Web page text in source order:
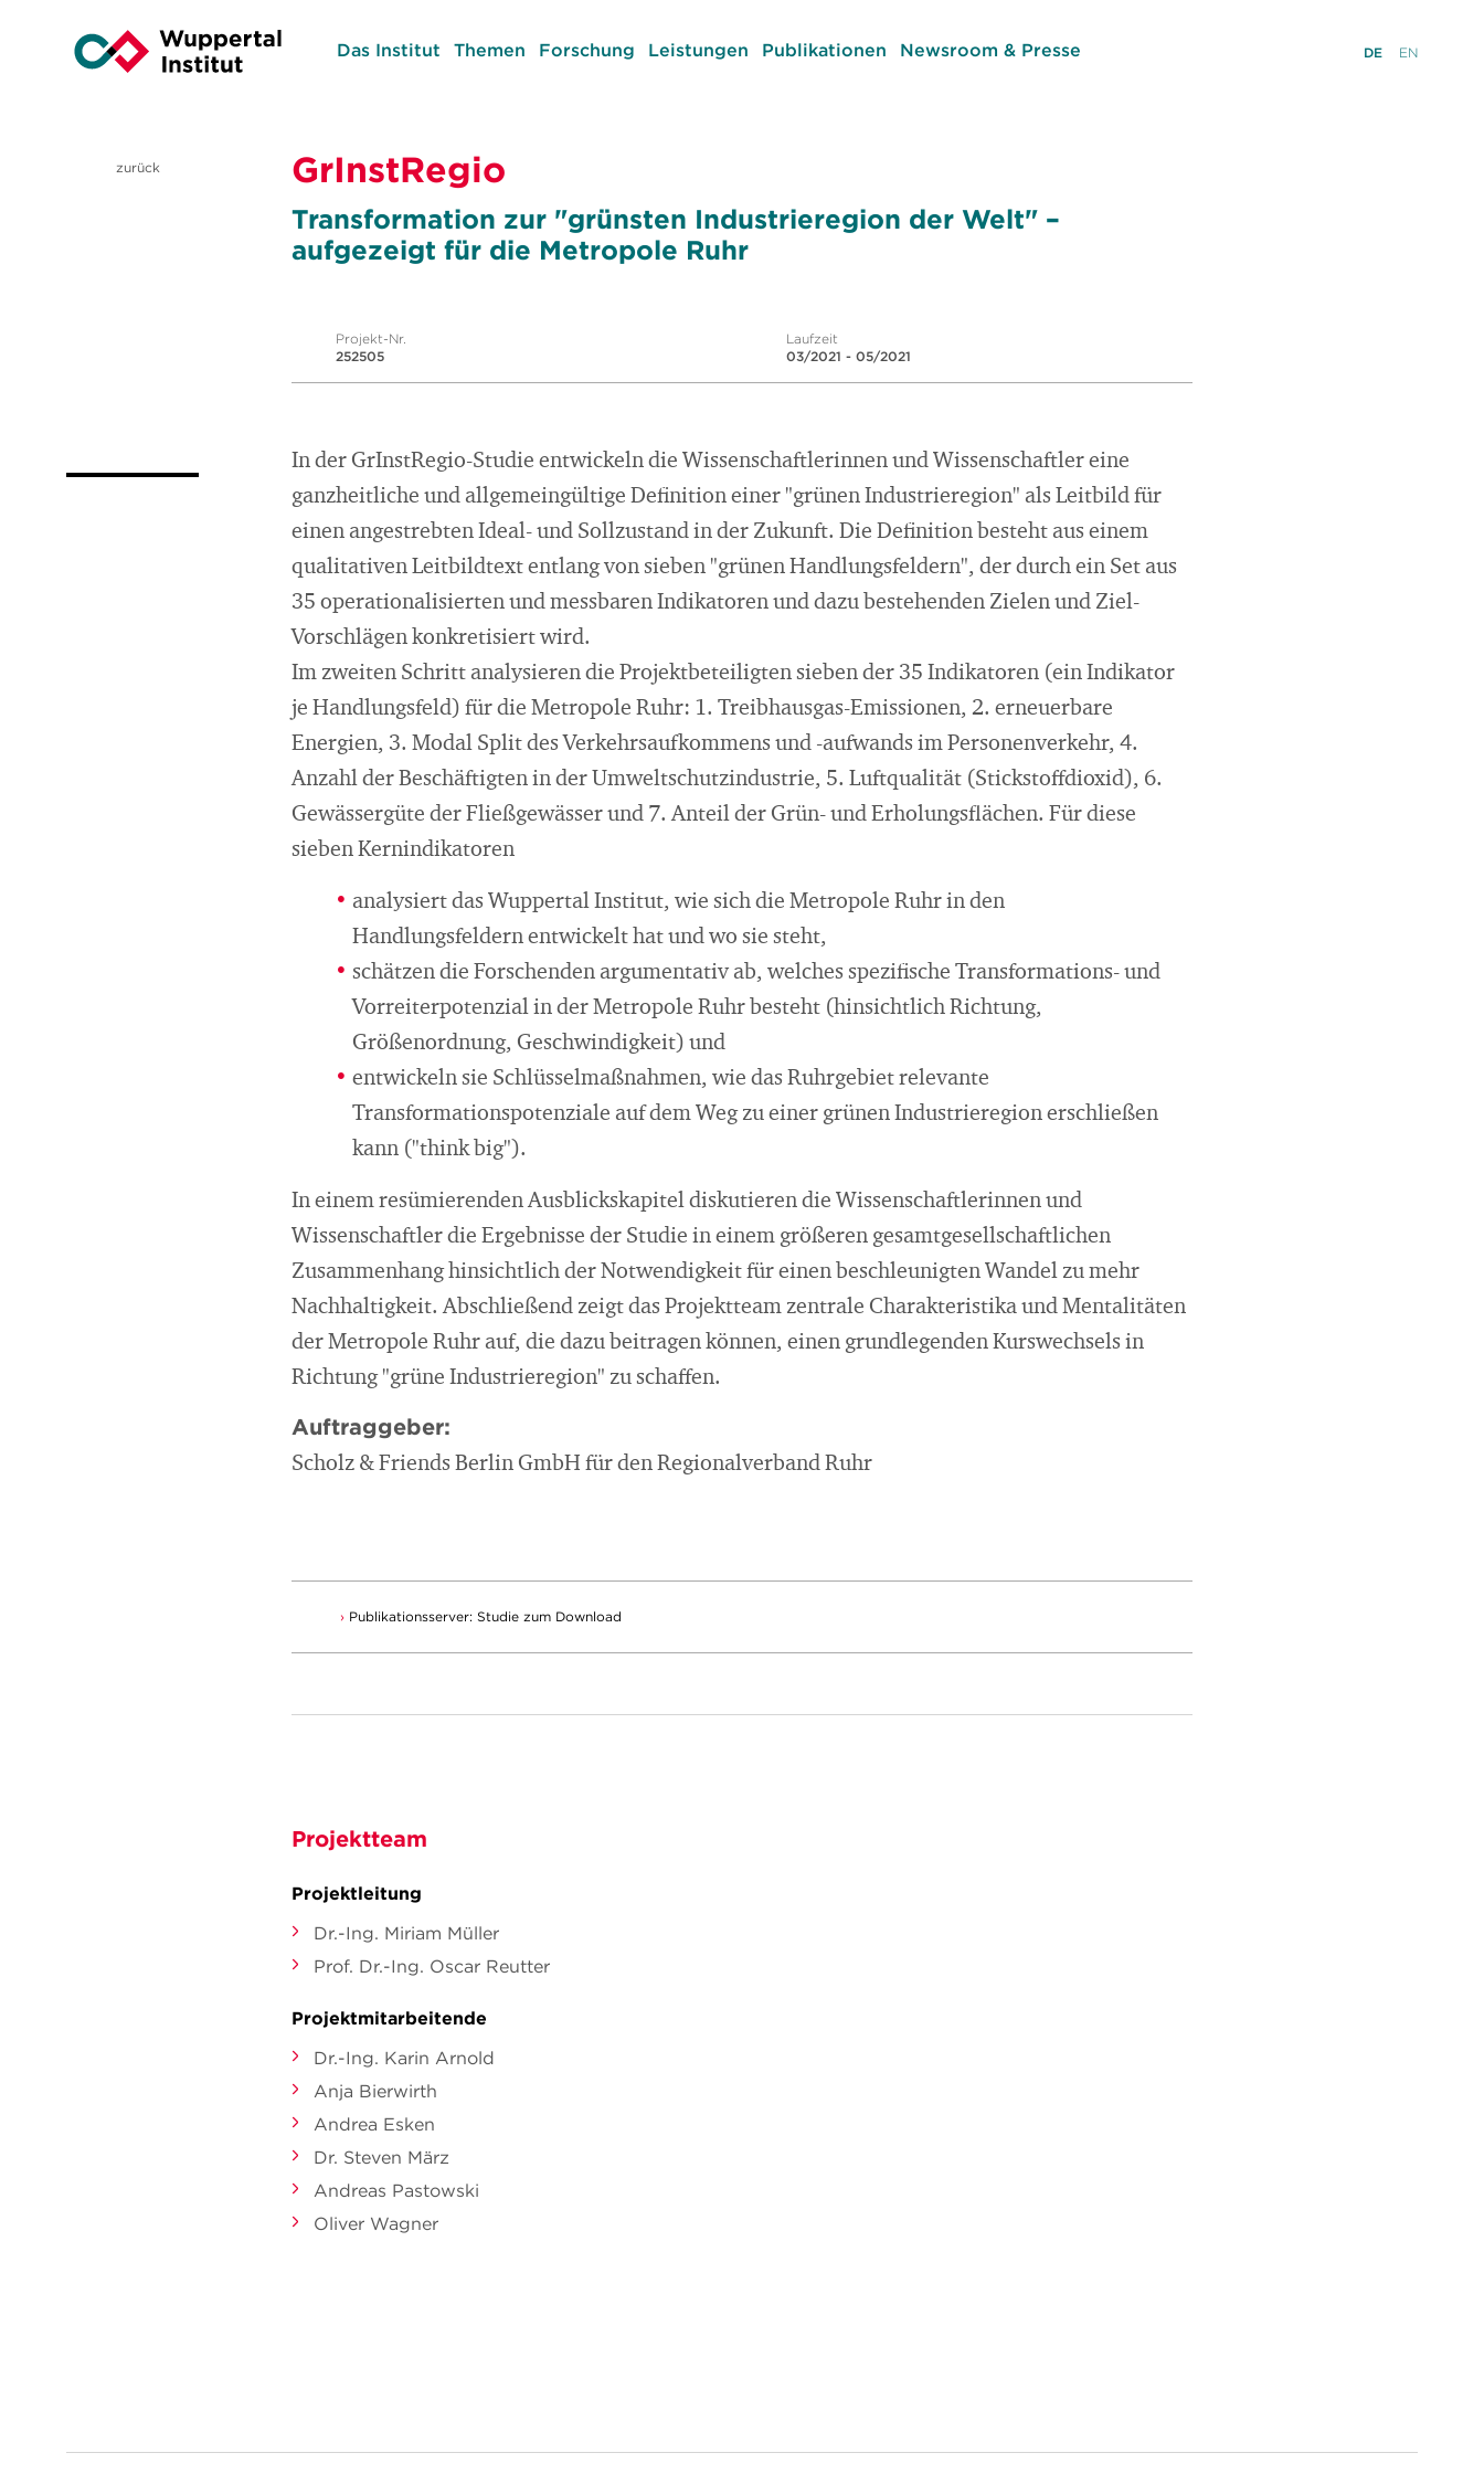
Das Institut Themen Forschung Leistungen Publikationen Newsroom & Presse DE EN
zurück GrInstRegio
Transformation zur "grünsten Industrieregion der Welt" –
aufgezeigt für die Metropole Ruhr
Projekt-Nr.
252505
Laufzeit
03/2021 - 05/2021
In der GrInstRegio-Studie entwickeln die Wissenschaftlerinnen und Wissenschaftler eine
ganzheitliche und allgemeingültige Definition einer "grünen Industrieregion" als Leitbild für
einen angestrebten Ideal- und Sollzustand in der Zukunft. Die Definition besteht aus einem
qualitativen Leitbildtext entlang von sieben "grünen Handlungsfeldern", der durch ein Set aus
35 operationalisierten und messbaren Indikatoren und dazu bestehenden Zielen und Ziel-
Vorschlägen konkretisiert wird.
Im zweiten Schritt analysieren die Projektbeteiligten sieben der 35 Indikatoren (ein Indikator
je Handlungsfeld) für die Metropole Ruhr: 1. Treibhausgas-Emissionen, 2. erneuerbare
Energien, 3. Modal Split des Verkehrsaufkommens und -aufwands im Personenverkehr, 4.
Anzahl der Beschäftigten in der Umweltschutzindustrie, 5. Luftqualität (Stickstoffdioxid), 6.
Gewässergüte der Fließgewässer und 7. Anteil der Grün- und Erholungsflächen. Für diese
sieben Kernindikatoren
analysiert das Wuppertal Institut, wie sich die Metropole Ruhr in den
Handlungsfeldern entwickelt hat und wo sie steht,
schätzen die Forschenden argumentativ ab, welches spezifische Transformations- und
Vorreiterpotenzial in der Metropole Ruhr besteht (hinsichtlich Richtung,
Größenordnung, Geschwindigkeit) und
entwickeln sie Schlüsselmaßnahmen, wie das Ruhrgebiet relevante
Transformationspotenziale auf dem Weg zu einer grünen Industrieregion erschließen
kann ("think big").
In einem resümierenden Ausblickskapitel diskutieren die Wissenschaftlerinnen und
Wissenschaftler die Ergebnisse der Studie in einem größeren gesamtgesellschaftlichen
Zusammenhang hinsichtlich der Notwendigkeit für einen beschleunigten Wandel zu mehr
Nachhaltigkeit. Abschließend zeigt das Projektteam zentrale Charakteristika und Mentalitäten
der Metropole Ruhr auf, die dazu beitragen können, einen grundlegenden Kurswechsels in
Richtung "grüne Industrieregion" zu schaffen.
Auftraggeber:
Scholz & Friends Berlin GmbH für den Regionalverband Ruhr
Publikationsserver: Studie zum Download
Projektteam
Projektleitung
Dr.-Ing. Miriam Müller
Prof. Dr.-Ing. Oscar Reutter
Projektmitarbeitende
Dr.-Ing. Karin Arnold
Anja Bierwirth
Andrea Esken
Dr. Steven März
Andreas Pastowski
Oliver Wagner